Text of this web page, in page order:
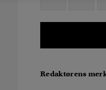
Redaktørens